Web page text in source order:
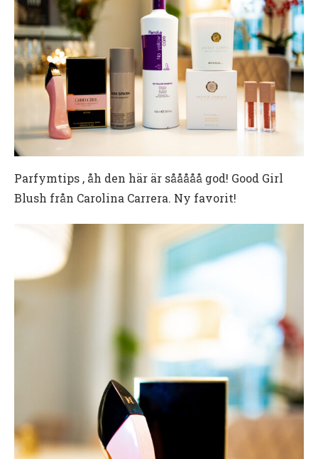
Parfymtips , åh den här är sååååå god! Good Girl
Blush från Carolina Carrera. Ny favorit!